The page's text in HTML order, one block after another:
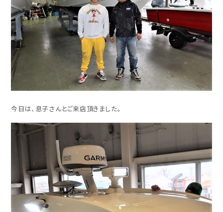
今日は、息子さんとご来店頂きました。